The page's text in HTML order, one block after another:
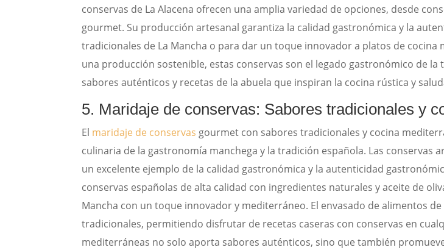
conservas de La Alacena ofrecen una amplia variedad de opciones, desde
gourmet. Su producción artesanal garantiza la calidad gastronómica y la
tradicionales de La Mancha o para dar un toque innovador a platos de
una producción sostenible, estas conservas son el legado gastronómico de
sabores auténticos y recetas de la abuela que inspiran la cocina rústica y
5. Maridaje de conservas: Sabores tradicionales y
El maridaje de conservas gourmet con sabores tradicionales y cocina
culinaria de la gastronomía manchega y la tradición española. Las conservas
un excelente ejemplo de la calidad gastronómica y la autenticidad
conservas españolas de alta calidad con ingredientes naturales y aceite de
Mancha con un toque innovador y mediterráneo. El envasado de alimentos
tradicionales, permitiendo disfrutar de recetas caseras con conservas en
mediterráneas no solo aporta sabores auténticos, sino que también